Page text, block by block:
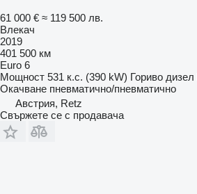
61 000 € ≈ 119 500 лв.
Влекач
2019
401 500 км
Euro 6
Мощност 531 к.с. (390 kW) Гориво дизел
Окачване пневматично/пневматично
Австрия, Retz
Свържете се с продавача